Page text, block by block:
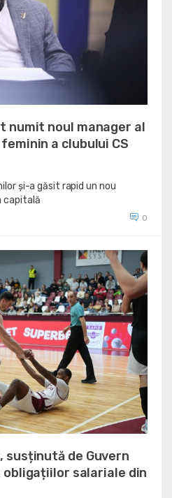
numit noul manager al
a clubului CS
și-a găsit rapid un nou
capitală
0
susținută de Guvern
salariale din